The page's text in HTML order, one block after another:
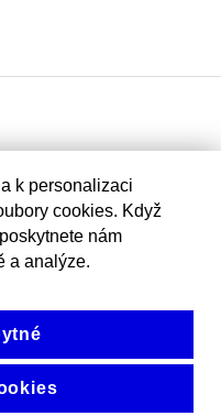
k personalizaci
cookies. Když
nám
a analýze.